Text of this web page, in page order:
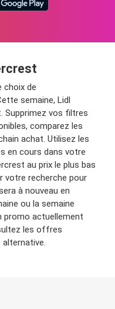
choix de
semaine, Lidl
Supprimez vos filtres
comparez les
achat. Utilisez les
en cours dans votre
au prix le plus bas
votre recherche pour
à nouveau en
ou la semaine
promo actuellement
les offres